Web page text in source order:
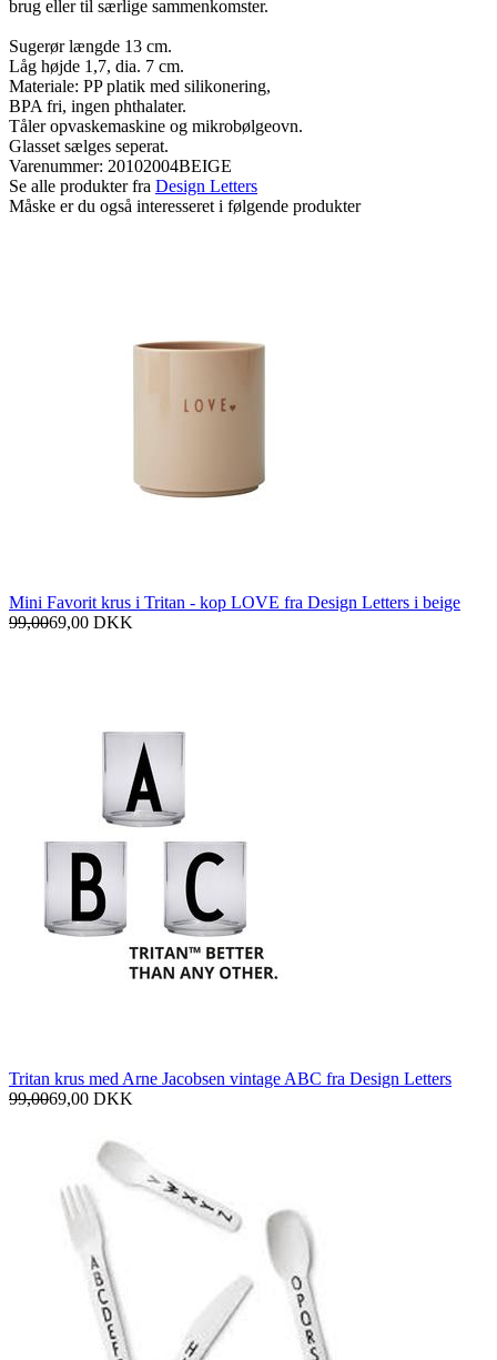
brug eller til særlige sammenkomster.
Sugerør længde 13 cm.
Låg højde 1,7, dia. 7 cm.
Materiale: PP platik med silikonering,
BPA fri, ingen phthalater.
Tåler opvaskemaskine og mikrobølgeovn.
Glasset sælges seperat.
Varenummer: 20102004BEIGE
Se alle produkter fra Design Letters
Måske er du også interesseret i følgende produkter
Mini Favorit krus i Tritan - kop LOVE fra Design Letters i beige
99,0069,00 DKK
Tritan krus med Arne Jacobsen vintage ABC fra Design Letters
99,0069,00 DKK